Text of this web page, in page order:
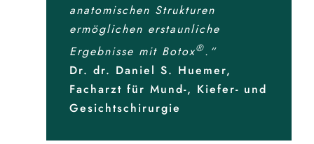
anatomischen Strukturen
ermöglichen erstaunliche
Ergebnisse mit Botox®.“
Dr. dr. Daniel S. Huemer,
Facharzt für Mund-, Kiefer- und
Gesichtschirurgie